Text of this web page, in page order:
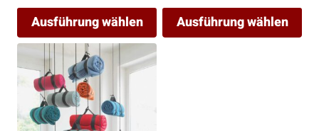
Ausführung wählen
Dieses
Produkt
weist
mehrere
Varianten
Ausführung wählen